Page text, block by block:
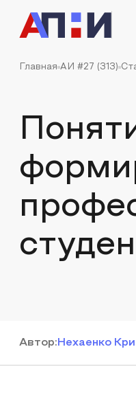
Главная АИ #27 (313)
Автор: Нехаенко